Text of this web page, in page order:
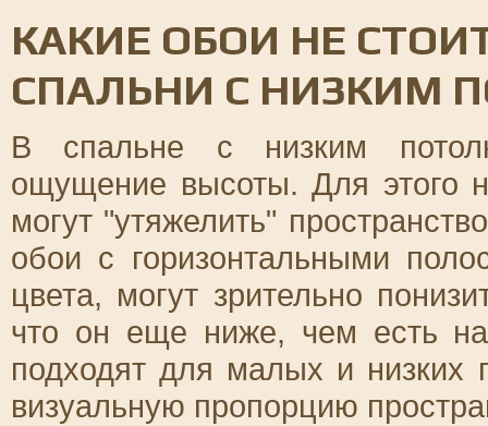
КАКИЕ ОБОИ НЕ
СПАЛЬНИ С НИЗКИМ
В спальне с низким
ощущение высоты. Для этого
могут "утяжелить"
обои с горизонтальными
цвета, могут зрительно
что он еще ниже, чем есть
подходят для малых и
визуальную пропорцию